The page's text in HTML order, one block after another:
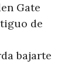
Gate
de
bajarte